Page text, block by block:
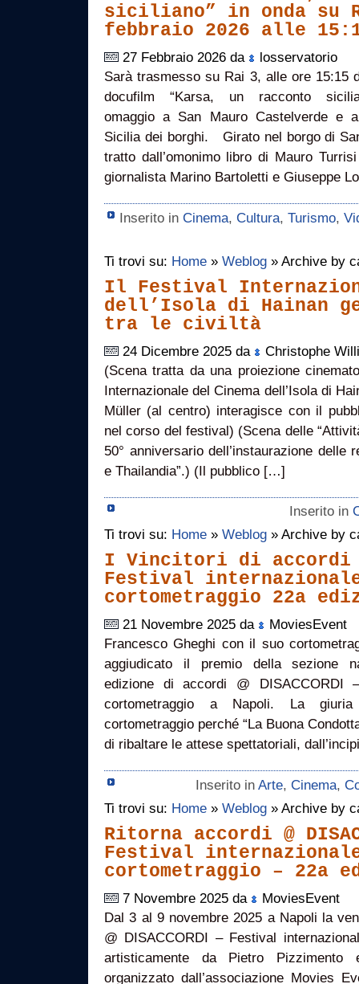
siciliano” in onda su
febbraio 2026 alle
27 Febbraio 2026 da
losservatorio
Sarà trasmesso su Rai 3, alle ore 15:15
docufilm “Karsa, un racconto
omaggio a San Mauro Castelverde e
Sicilia dei borghi. Girato nel borgo di
tratto dall’omonimo libro di Mauro
giornalista Marino Bartoletti e Giuseppe
Inserito in Cinema, Cultura, Turismo,
Ti trovi su: Home » Weblog » Archive by
Il Festival
dell’Isola di Hainan
tra le civiltà
24 Dicembre 2025 da
Christophe
(Scena tratta da una proiezione
Internazionale del Cinema dell’Isola di
Müller (al centro) interagisce con il
nel corso del festival) (Scena delle
50° anniversario dell’instaurazione delle
e Thailandia”.) (Il pubblico […]
Inserito in
Ti trovi su: Home » Weblog » Archive by
I Vincitori di accordi @
Festival
cortometraggio 22a
21 Novembre 2025 da
MoviesEvent
Francesco Gheghi con il suo
aggiudicato il premio della sezione
edizione di accordi @ DISACCORDI
cortometraggio a Napoli. La
cortometraggio perché “La Buona
di ribaltare le attese spettatoriali,
Inserito in Arte, Cinema,
Ti trovi su: Home » Weblog » Archive by
Ritorna accordi @
Festival
cortometraggio – 22a
7 Novembre 2025 da
MoviesEvent
Dal 3 al 9 novembre 2025 a Napoli la
@ DISACCORDI – Festival
artisticamente da Pietro Pizzimento
organizzato dall’associazione Movies